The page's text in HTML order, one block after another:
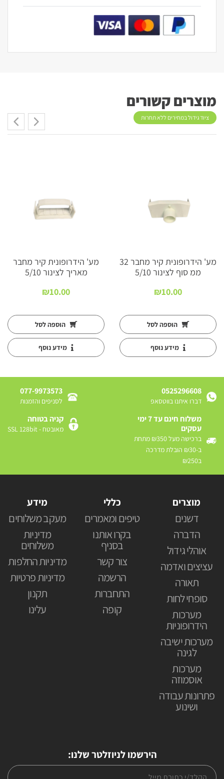
מוצרים קשורים
ציוד גידול במחירים ללא תחרות
מע' הידרופונית קיר מחבר 32
ממ סוף לצינור 5/10
₪10.00
הוספה לסל
מידע נוסף
מע' הידרופונית קיר מחבר
מאריך לצינור 5/10
₪10.00
הוספה לסל
מידע נוסף
0525296608
דברו איתנו בווטסאפ
077-9973573
לסניפים והזמנות
משלוח חינם עד 7 ימי
עסקים
ברכישה מעל ₪350 מתחת
ב-₪30 הובלת מדרכה
ב₪250
קניה בטוחה
מאובטח - SSL 128bit
מוצרים
דשנים
הדברה
אוהלי גידול
עציצים ואדמה
תאורה
סופחי לחות
מערכות
הידרופוניות
מערכות ישיבה
לגינה
מערכות
אוסמוזה
פתרונות עבודה
ושינוע
כללי
טיפים ומאמרים
בקרו אותנו
בסניף
צור קשר
הרשמה
התחברות
קופה
מידע
מעקב משלוחים
מדיניות
משלוחים
מדיניות החלפות
מדיניות פרטיות
תקנון
עלינו
הירשמו לניוזלטר שלנו: